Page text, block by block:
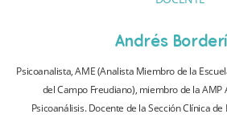
Andrés
Psicoanalista, AME (Analista Miembro de la
del Campo Freudiano), miembro de la AMP
Psicoanálisis. Docente de la Sección Clínica